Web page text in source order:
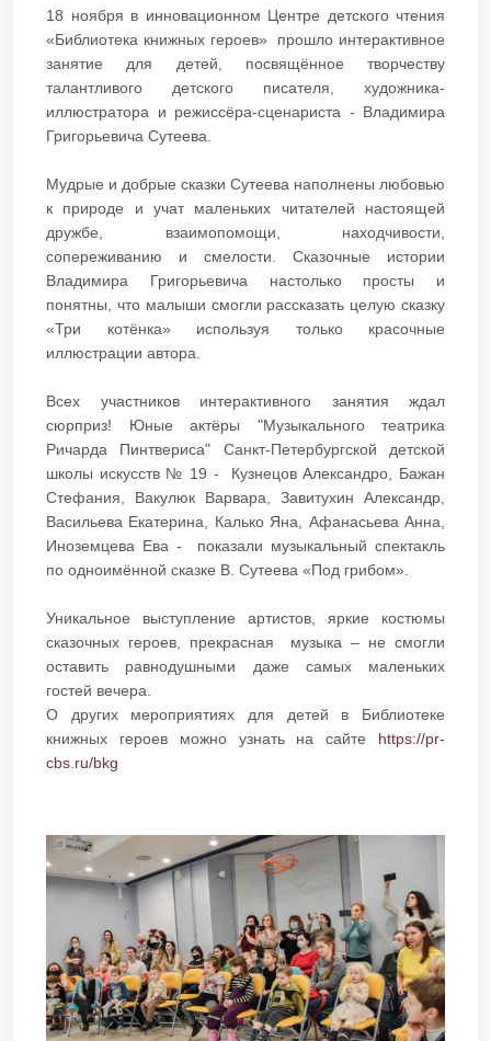
18 ноября в инновационном Центре детского чтения
«Библиотека книжных героев» прошло интерактивное
занятие для детей, посвящённое творчеству
талантливого детского писателя, художника-
иллюстратора и режиссёра-сценариста - Владимира
Григорьевича Сутеева.
Мудрые и добрые сказки Сутеева наполнены любовью
к природе и учат маленьких читателей настоящей
дружбе, взаимопомощи, находчивости,
сопереживанию и смелости. Сказочные истории
Владимира Григорьевича настолько просты и
понятны, что малыши смогли рассказать целую сказку
«Три котёнка» используя только красочные
иллюстрации автора.
Всех участников интерактивного занятия ждал
сюрприз! Юные актёры "Музыкального театрика
Ричарда Пинтвериса" Санкт-Петербургской детской
школы искусств № 19 - Кузнецов Александро, Бажан
Стефания, Вакулюк Варвара, Завитухин Александр,
Васильева Екатерина, Калько Яна, Афанасьева Анна,
Иноземцева Ева - показали музыкальный спектакль
по одноимённой сказке В. Сутеева «Под грибом».
Уникальное выступление артистов, яркие костюмы
сказочных героев, прекрасная музыка – не смогли
оставить равнодушными даже самых маленьких
гостей вечера.
О других мероприятиях для детей в Библиотеке
книжных героев можно узнать на сайте https://pr-
cbs.ru/bkg